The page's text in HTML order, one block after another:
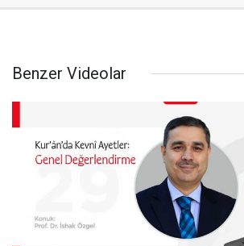
Benzer Videolar